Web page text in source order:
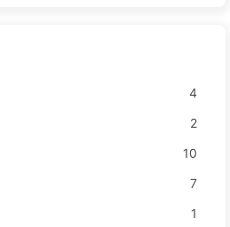
4
2
10
7
1